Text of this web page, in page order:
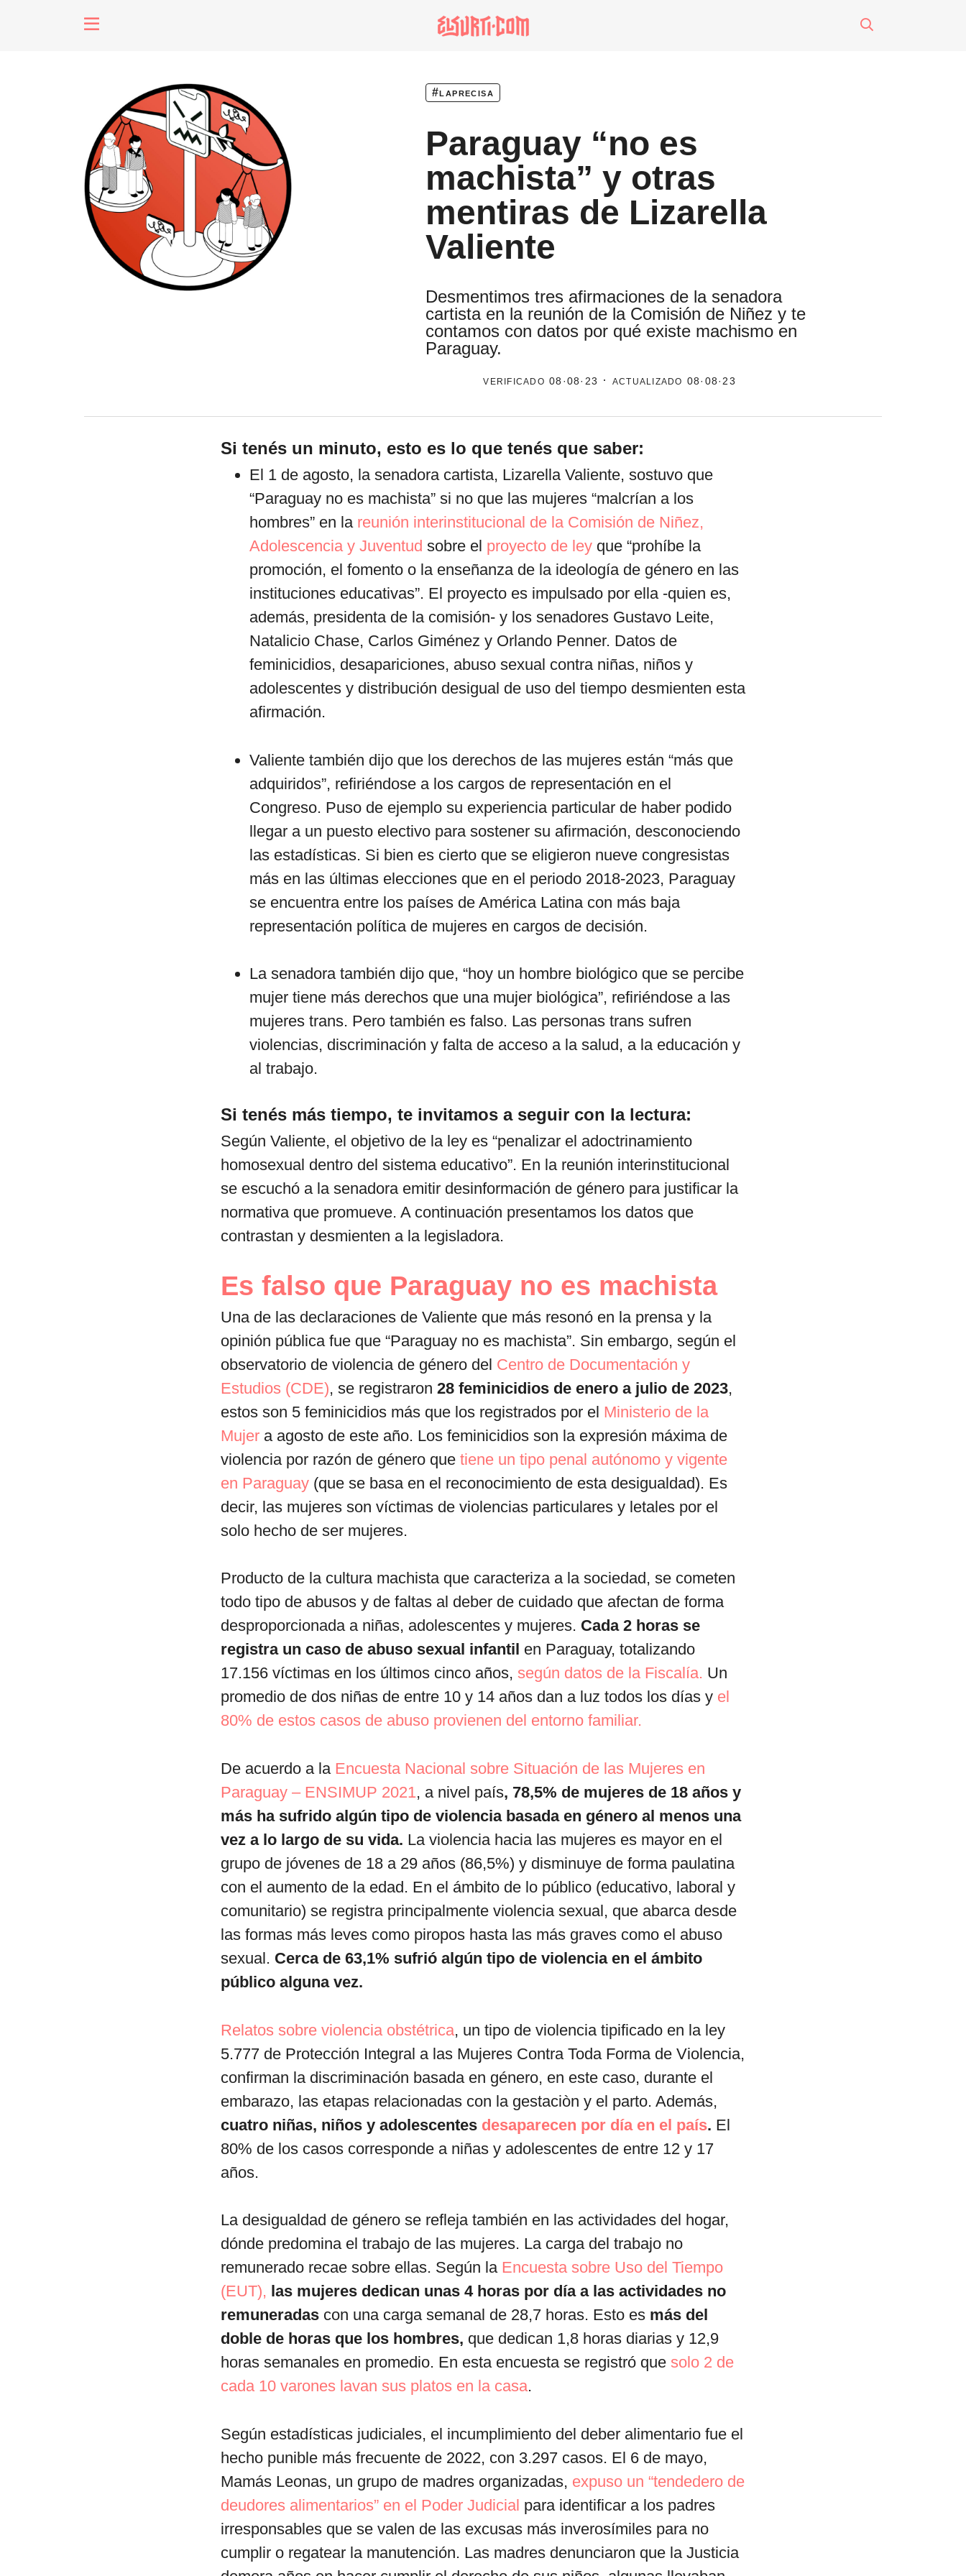
Futuros
Soberanas
Oligarquía
Despacio Sonoro
invasores vip
escuelas fumigadas
historia de las mujeres
patria contratista
plan del terror
consumo ilustrado
por formato
scrolls
chequeo
descargables
el surti
acerca
#laprecisa
Paraguay “no es
machista” y otras
mentiras de Lizarella
Valiente
Desmentimos tres afirmaciones de la senadora
cartista en la reunión de la Comisión de Niñez y te
contamos con datos por qué existe machismo en
Paraguay.
verificado08·08·23 · actualizado 08·08·23
Si tenés un minuto, esto es lo que tenés que saber:
El 1 de agosto, la senadora cartista, Lizarella Valiente, sostuvo que
“Paraguay no es machista” si no que las mujeres “malcrían a los
hombres” en la reunión interinstitucional de la Comisión de Niñez,
Adolescencia y Juventud sobre el proyecto de ley que “prohíbe la
promoción, el fomento o la enseñanza de la ideología de género en las
instituciones educativas”. El proyecto es impulsado por ella -quien es,
además, presidenta de la comisión- y los senadores Gustavo Leite,
Natalicio Chase, Carlos Giménez y Orlando Penner. Datos de
feminicidios, desapariciones, abuso sexual contra niñas, niños y
adolescentes y distribución desigual de uso del tiempo desmienten esta
afirmación.
Valiente también dijo que los derechos de las mujeres están “más que
adquiridos”, refiriéndose a los cargos de representación en el
Congreso. Puso de ejemplo su experiencia particular de haber podido
llegar a un puesto electivo para sostener su afirmación, desconociendo
las estadísticas. Si bien es cierto que se eligieron nueve congresistas
más en las últimas elecciones que en el periodo 2018-2023, Paraguay
se encuentra entre los países de América Latina con más baja
representación política de mujeres en cargos de decisión.
La senadora también dijo que, “hoy un hombre biológico que se percibe
mujer tiene más derechos que una mujer biológica”, refiriéndose a las
mujeres trans. Pero también es falso. Las personas trans sufren
violencias, discriminación y falta de acceso a la salud, a la educación y
al trabajo.
Si tenés más tiempo, te invitamos a seguir con la lectura:
Según Valiente, el objetivo de la ley es “penalizar el adoctrinamiento
homosexual dentro del sistema educativo”. En la reunión interinstitucional
se escuchó a la senadora emitir desinformación de género para justificar la
normativa que promueve. A continuación presentamos los datos que
contrastan y desmienten a la legisladora.
Es falso que Paraguay no es machista
Una de las declaraciones de Valiente que más resonó en la prensa y la
opinión pública fue que “Paraguay no es machista”. Sin embargo, según el
observatorio de violencia de género del Centro de Documentación y
Estudios (CDE), se registraron 28 feminicidios de enero a julio de 2023,
estos son 5 feminicidios más que los registrados por el Ministerio de la
Mujer a agosto de este año. Los feminicidios son la expresión máxima de
violencia por razón de género que tiene un tipo penal autónomo y vigente
en Paraguay (que se basa en el reconocimiento de esta desigualdad). Es
decir, las mujeres son víctimas de violencias particulares y letales por el
solo hecho de ser mujeres.
Producto de la cultura machista que caracteriza a la sociedad, se cometen
todo tipo de abusos y de faltas al deber de cuidado que afectan de forma
desproporcionada a niñas, adolescentes y mujeres. Cada 2 horas se
registra un caso de abuso sexual infantil en Paraguay, totalizando
17.156 víctimas en los últimos cinco años, según datos de la Fiscalía. Un
promedio de dos niñas de entre 10 y 14 años dan a luz todos los días y el
80% de estos casos de abuso provienen del entorno familiar.
De acuerdo a la Encuesta Nacional sobre Situación de las Mujeres en
Paraguay – ENSIMUP 2021, a nivel país, 78,5% de mujeres de 18 años y
más ha sufrido algún tipo de violencia basada en género al menos una
vez a lo largo de su vida. La violencia hacia las mujeres es mayor en el
grupo de jóvenes de 18 a 29 años (86,5%) y disminuye de forma paulatina
con el aumento de la edad. En el ámbito de lo público (educativo, laboral y
comunitario) se registra principalmente violencia sexual, que abarca desde
las formas más leves como piropos hasta las más graves como el abuso
sexual. Cerca de 63,1% sufrió algún tipo de violencia en el ámbito
público alguna vez.
Relatos sobre violencia obstétrica, un tipo de violencia tipificado en la ley
5.777 de Protección Integral a las Mujeres Contra Toda Forma de Violencia,
confirman la discriminación basada en género, en este caso, durante el
embarazo, las etapas relacionadas con la gestaciòn y el parto. Además,
cuatro niñas, niños y adolescentes desaparecen por día en el país. El
80% de los casos corresponde a niñas y adolescentes de entre 12 y 17
años.
La desigualdad de género se refleja también en las actividades del hogar,
dónde predomina el trabajo de las mujeres. La carga del trabajo no
remunerado recae sobre ellas. Según la Encuesta sobre Uso del Tiempo
(EUT), las mujeres dedican unas 4 horas por día a las actividades no
remuneradas con una carga semanal de 28,7 horas. Esto es más del
doble de horas que los hombres, que dedican 1,8 horas diarias y 12,9
horas semanales en promedio. En esta encuesta se registró que solo 2 de
cada 10 varones lavan sus platos en la casa.
Según estadísticas judiciales, el incumplimiento del deber alimentario fue el
hecho punible más frecuente de 2022, con 3.297 casos. El 6 de mayo,
Mamás Leonas, un grupo de madres organizadas, expuso un “tendedero de
deudores alimentarios” en el Poder Judicial para identificar a los padres
irresponsables que se valen de las excusas más inverosímiles para no
cumplir o regatear la manutención. Las madres denunciaron que la Justicia